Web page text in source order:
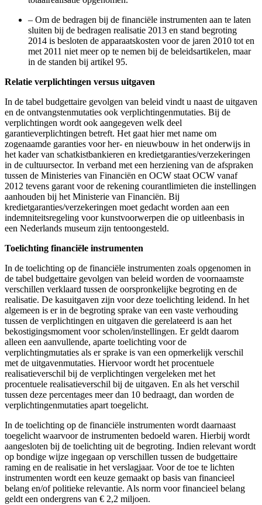
– Om de bedragen bij de financiële instrumenten aan te laten
sluiten bij de bedragen realisatie 2013 en stand begroting
2014 is besloten de apparaatskosten voor de jaren 2010 tot en
met 2011 niet meer op te nemen bij de beleidsartikelen, maar
in de standen bij artikel 95.
Relatie verplichtingen versus uitgaven
In de tabel budgettaire gevolgen van beleid vindt u naast de uitgaven
en de ontvangstenmutaties ook verplichtingenmutaties. Bij de
verplichtingen wordt ook aangegeven welk deel
garantieverplichtingen betreft. Het gaat hier met name om
zogenaamde garanties voor her- en nieuwbouw in het onderwijs in
het kader van schatkistbankieren en kredietgaranties/verzekeringen
in de cultuursector. In verband met een herziening van de afspraken
tussen de Ministeries van Financiën en OCW staat OCW vanaf
2012 tevens garant voor de rekening courantlimieten die instellingen
aanhouden bij het Ministerie van Financiën. Bij
kredietgaranties/verzekeringen moet gedacht worden aan een
indemniteitsregeling voor kunstvoorwerpen die op uitleenbasis in
een Nederlands museum zijn tentoongesteld.
Toelichting financiële instrumenten
In de toelichting op de financiële instrumenten zoals opgenomen in
de tabel budgettaire gevolgen van beleid worden de voornaamste
verschillen verklaard tussen de oorspronkelijke begroting en de
realisatie. De kasuitgaven zijn voor deze toelichting leidend. In het
algemeen is er in de begroting sprake van een vaste verhouding
tussen de verplichtingen en uitgaven die gerelateerd is aan het
bekostigingsmoment voor scholen/instellingen. Er geldt daarom
alleen een aanvullende, aparte toelichting voor de
verplichtingmutaties als er sprake is van een opmerkelijk verschil
met de uitgavenmutaties. Hiervoor wordt het procentuele
realisatieverschil bij de verplichtingen vergeleken met het
procentuele realisatieverschil bij de uitgaven. En als het verschil
tussen deze percentages meer dan 10 bedraagt, dan worden de
verplichtingenmutaties apart toegelicht.
In de toelichting op de financiële instrumenten wordt daarnaast
toegelicht waarvoor de instrumenten bedoeld waren. Hierbij wordt
aangesloten bij de toelichting uit de begroting. Indien relevant wordt
op bondige wijze ingegaan op verschillen tussen de budgettaire
raming en de realisatie in het verslagjaar. Voor de toe te lichten
instrumenten wordt een keuze gemaakt op basis van financieel
belang en/of politieke relevantie. Als norm voor financieel belang
geldt een ondergrens van € 2,2 miljoen.